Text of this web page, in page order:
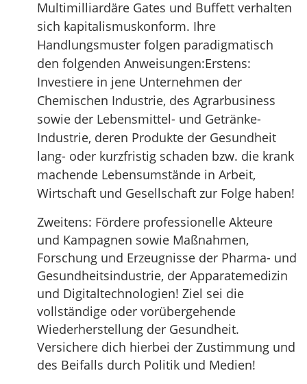
Multimilliardäre Gates und Buffett verhalten
sich kapitalismuskonform. Ihre
Handlungsmuster folgen paradigmatisch
den folgenden Anweisungen:Erstens:
Investiere in jene Unternehmen der
Chemischen Industrie, des Agrarbusiness
sowie der Lebensmittel- und Getränke-
Industrie, deren Produkte der Gesundheit
lang- oder kurzfristig schaden bzw. die krank
machende Lebensumstände in Arbeit,
Wirtschaft und Gesellschaft zur Folge haben!
Zweitens: Fördere professionelle Akteure
und Kampagnen sowie Maßnahmen,
Forschung und Erzeugnisse der Pharma- und
Gesundheitsindustrie, der Apparatemedizin
und Digitaltechnologien! Ziel sei die
vollständige oder vorübergehende
Wiederherstellung der Gesundheit.
Versichere dich hierbei der Zustimmung und
des Beifalls durch Politik und Medien!